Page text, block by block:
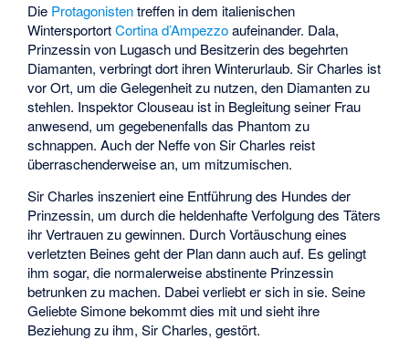
Die Protagonistentreffen in dem italienischen
WintersportortCortina d’Ampezzoaufeinander. Dala,
Prinzessin von Lugasch und Besitzerin des begehrten
Diamanten, verbringt dort ihren Winterurlaub. Sir Charles ist
vor Ort, um die Gelegenheit zu nutzen, den Diamanten zu
stehlen. Inspektor Clouseau ist in Begleitung seiner Frau
anwesend, um gegebenenfalls das Phantom zu
schnappen. Auch der Neffe von Sir Charles reist
überraschenderweise an, um mitzumischen.
Sir Charles inszeniert eine Entführung des Hundes der
Prinzessin, um durch die heldenhafte Verfolgung des Täters
ihr Vertrauen zu gewinnen. Durch Vortäuschung eines
verletzten Beines geht der Plan dann auch auf. Es gelingt
ihm sogar, die normalerweise abstinente Prinzessin
betrunken zu machen. Dabei verliebt er sich in sie. Seine
Geliebte Simone bekommt dies mit und sieht ihre
Beziehung zu ihm, Sir Charles, gestört.